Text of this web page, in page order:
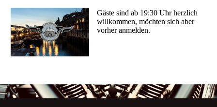
Gäste sind ab 19:30 Uhr herzlich
willkommen, möchten sich aber
vorher anmelden.